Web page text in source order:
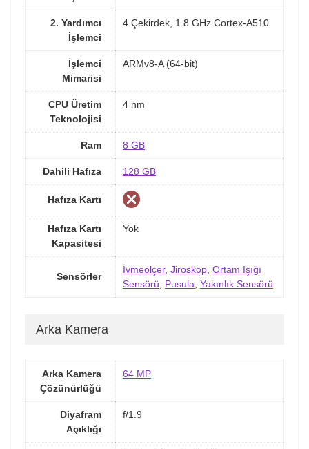
2. Yardımcı
İşlemci
4 Çekirdek, 1.8 GHz Cortex-A510
İşlemci
Mimarisi
ARMv8-A (64-bit)
CPU Üretim
Teknolojisi
4 nm
Ram 8 GB
Dahili Hafıza 128 GB
Hafıza Kartı
Hafıza Kartı
Kapasitesi
Yok
Sensörler
İvmeölçer, Jiroskop, Ortam Işığı
Sensörü, Pusula, Yakınlık Sensörü
Arka Kamera
Arka Kamera
Çözünürlüğü
64 MP
Diyafram
Açıklığı
f/1.9